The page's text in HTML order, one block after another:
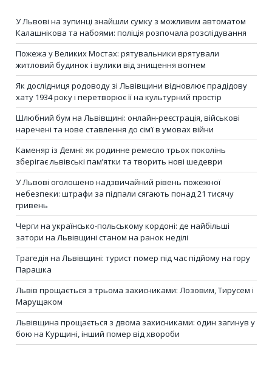
У Львові на зупинці знайшли сумку з можливим автоматом
Калашнікова та набоями: поліція розпочала розслідування
Пожежа у Великих Мостах: рятувальники врятували
житловий будинок і вулики від знищення вогнем
Як дослідниця родоводу зі Львівщини відновлює прадідову
хату 1934 року і перетворює її на культурний простір
Шлюбний бум на Львівщині: онлайн-реєстрація, військові
наречені та нове ставлення до сім’ї в умовах війни
Каменяр із Демні: як родинне ремесло трьох поколінь
зберігає львівські пам’ятки та творить нові шедеври
У Львові оголошено надзвичайний рівень пожежної
небезпеки: штрафи за підпали сягають понад 21 тисячу
гривень
Черги на українсько-польському кордоні: де найбільші
затори на Львівщині станом на ранок неділі
Трагедія на Львівщині: турист помер під час підйому на гору
Парашка
Львів прощається з трьома захисниками: Лозовим, Тирусем і
Марущаком
Львівщина прощається з двома захисниками: один загинув у
бою на Курщині, інший помер від хвороби